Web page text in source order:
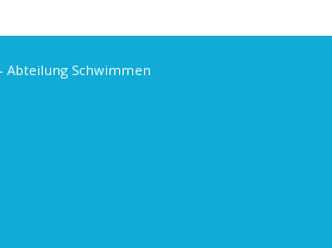
Abteilung Schwimmen